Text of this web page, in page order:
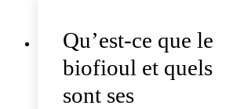
Qu’est-ce que le
biofioul et quels
sont ses